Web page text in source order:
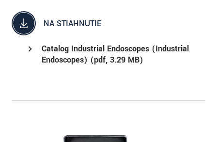
NA STIAHNUTIE
Catalog Industrial Endoscopes (Industrial
Endoscopes) (pdf, 3.29 MB)